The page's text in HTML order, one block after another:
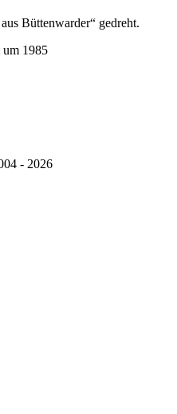
Büttenwarder
gedreht.
um 1985
- 2026